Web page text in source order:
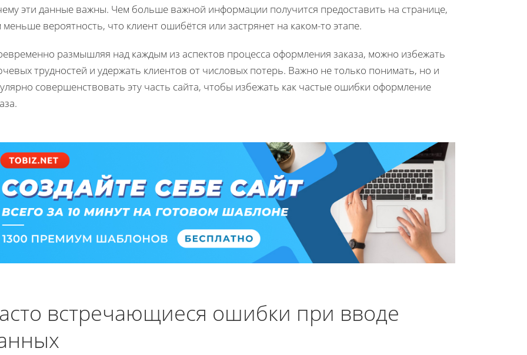
эти данные важны. Чем больше важной информации получится предоставить на странице,
меньше вероятность, что клиент ошибётся или застрянет на каком-то этапе.
размышляя над каждым из аспектов процесса оформления заказа, можно избежать
трудностей и удержать клиентов от числовых потерь. Важно не только понимать, но и
совершенствовать эту часть сайта, чтобы избежать как частые ошибки оформление
встречающиеся ошибки при вводе